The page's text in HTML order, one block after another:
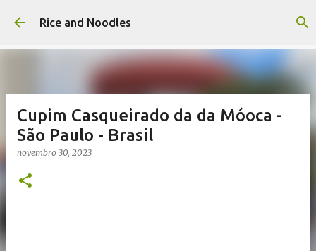
Pular para o conteúdo principal
Rice and Noodles
Cupim Casqueirado da da Móoca -
São Paulo - Brasil
novembro 30, 2023